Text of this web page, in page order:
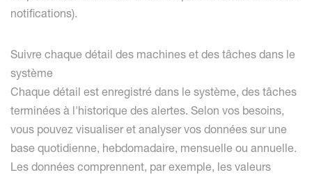
notifications).
Suivre chaque détail des machines et des tâches dans le
système
Chaque détail est enregistré dans le système, des tâches
terminées à l'historique des alertes. Selon vos besoins,
vous pouvez visualiser et analyser vos données sur une
base quotidienne, hebdomadaire, mensuelle ou annuelle.
Les données comprennent, par exemple, les valeurs